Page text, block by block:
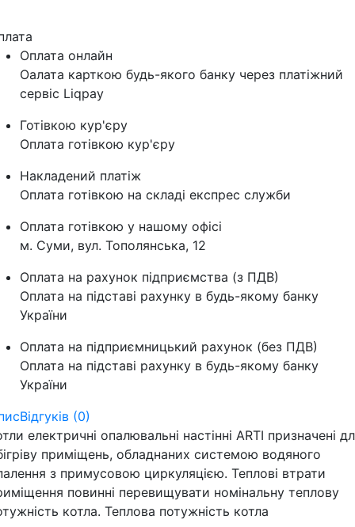
Оплата онлайн
Оалата карткою будь-якого банку через платіжний
сервіс Liqpay
Готівкою кур'єру
Оплата готівкою кур'єру
Накладений платіж
Оплата готівкою на складі експрес служби
Оплата готівкою у нашому офісі
м. Суми, вул. Тополянська, 12
Оплата на рахунок підприємства (з ПДВ)
Оплата на підставі рахунку в будь-якому банку
України
Оплата на підприємницький рахунок (без ПДВ)
Оплата на підставі рахунку в будь-якому банку
України
Відгуків (0)
електричні опалювальні настінні ARTI призначені
приміщень, обладнаних системою водяного
з примусовою циркуляцією. Теплові втрати
повинні перевищувати номінальну теплову
котла. Теплова потужність котла